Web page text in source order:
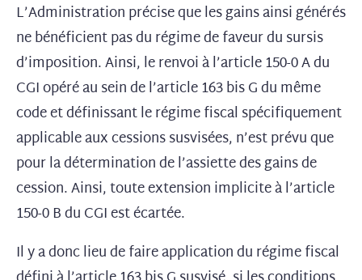
L’Administration précise que les gains ainsi générés
ne bénéficient pas du régime de faveur du sursis
d’imposition.Ainsi, le renvoi à l’article 150-0 A du
CGI opéré au sein de l’article 163 bis G du même
code et définissant le régime fiscal spécifiquement
applicable aux cessions susvisées, n’est prévu que
pour la détermination de l’assiette des gains de
cession. Ainsi, toute extension implicite à l’article
150-0 B du CGI est écartée.
Il y a donc lieu de faire application du régime fiscal